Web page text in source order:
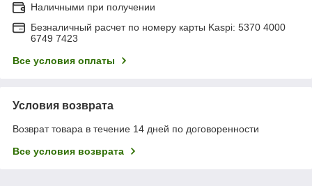
Наличными при получении
Безналичный расчет по номеру карты Kaspi: 5370 4000
6749 7423
Все условия оплаты
Условия возврата
Возврат товара в течение 14 дней по договоренности
Все условия возврата